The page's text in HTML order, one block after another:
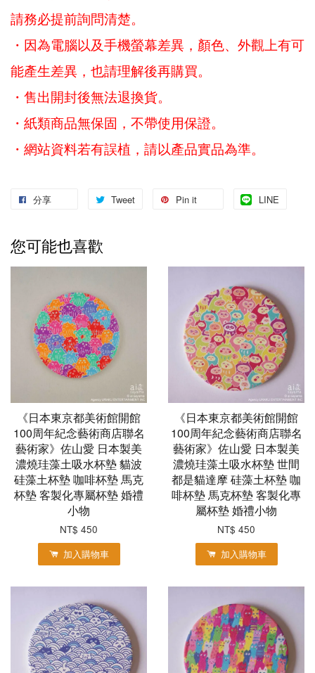
請務必提前詢問清楚。
・因為電腦以及手機螢幕差異，顏色、外觀上有可
能產生差異，也請理解後再購買。
・售出開封後無法退換貨。
・紙類商品無保固，不帶使用保證。
・網站資料若有誤植，請以產品實品為準。
分享 Tweet Pin it LINE
您可能也喜歡
《日本東京都美術館開館
100周年紀念藝術商店聯名
藝術家》佐山愛 日本製美
濃燒珪藻土吸水杯墊 貓波
硅藻土杯墊 咖啡杯墊 馬克
杯墊 客製化專屬杯墊 婚禮
小物
NT$ 450
加入購物車
《日本東京都美術館開館
100周年紀念藝術商店聯名
藝術家》佐山愛 日本製美
濃燒珪藻土吸水杯墊 世間
都是貓達摩 硅藻土杯墊 咖
啡杯墊 馬克杯墊 客製化專
屬杯墊 婚禮小物
NT$ 450
加入購物車